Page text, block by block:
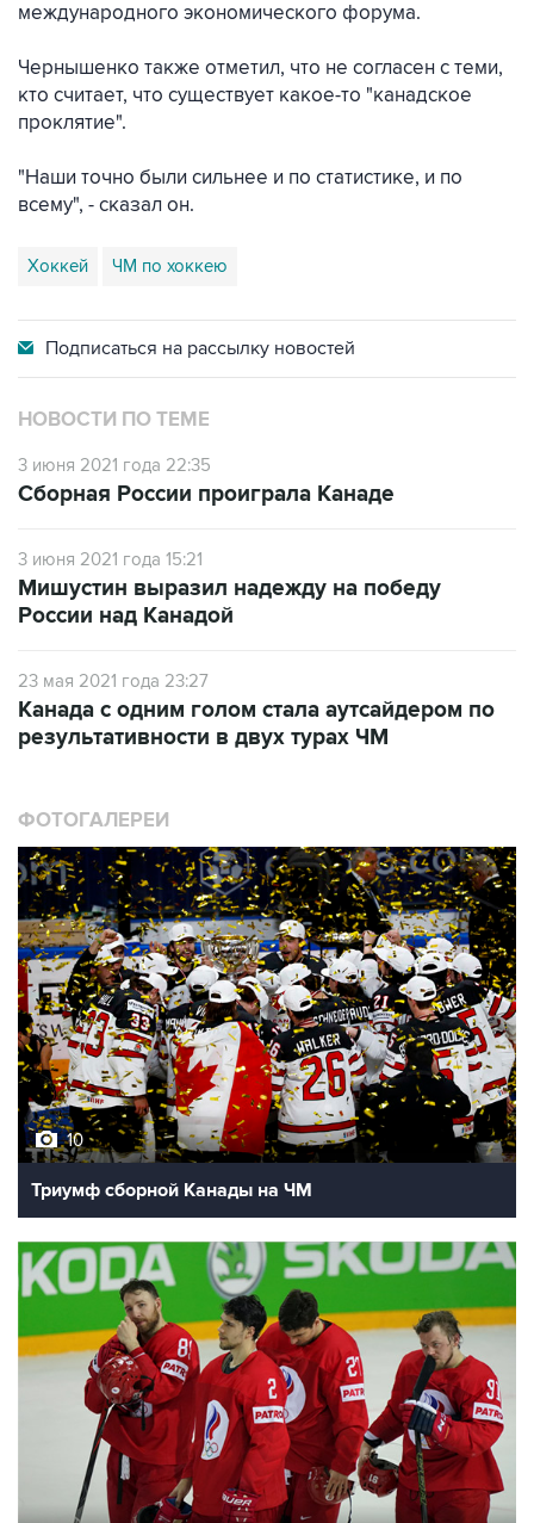
международного экономического форума.
Чернышенко также отметил, что не согласен с теми,
кто считает, что существует какое-то "канадское
проклятие".
"Наши точно были сильнее и по статистике, и по
всему", - сказал он.
хоккей ЧМ по хоккею
Подписаться на рассылку новостей
НОВОСТИ ПО ТЕМЕ
3 июня 2021 года 22:35
Сборная России проиграла Канаде
3 июня 2021 года 15:21
Мишустин выразил надежду на победу
России над Канадой
23 мая 2021 года 23:27
Канада с одним голом стала аутсайдером по
результативности в двух турах ЧМ
ФОТОГАЛЕРЕИ
10
Триумф сборной Канады на ЧМ